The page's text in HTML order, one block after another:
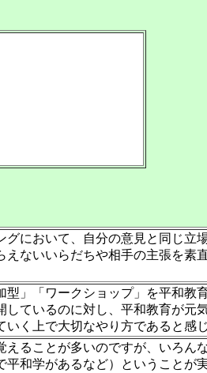
において、自分の意見と同じ立
ないいらだちや相手の主張を素
」「ワークショップ」を平和教
ているのに対し、平和教育が元
く上で大切なやり方であると感じ
ることが多いのですが、いろん
和学があるなど）ということが